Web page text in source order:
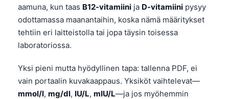
aamuna, kun taas B12-vitamiini ja D-vitamiini pysyy
odottamassa maanantaihin, koska nämä määritykset
tehtiin eri laitteistolla tai jopa täysin toisessa
laboratoriossa.
Yksi pieni mutta hyödyllinen tapa: tallenna PDF, ei
vain portaalin kuvakaappaus. Yksiköt vaihtelevat—
mmol/l, mg/dl, IU/L, mIU/L—ja jos myöhemmin